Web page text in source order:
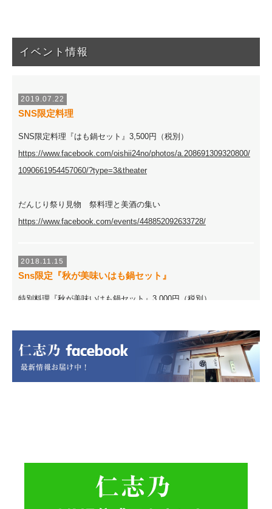
イベント情報
2019.07.22
SNS限定料理
SNS限定料理『はも鍋セット』3,500円（税別）
https://www.facebook.com/oishii24no/photos/a.208691309320800/
1090661954457060/?type=3&theater
だんじり祭り見物 祭料理と美酒の集い
https://www.facebook.com/events/448852092633728/
2018.11.15
Sns限定『秋が美味いはも鍋セット』
特別料理『秋が美味いはも鍋セット』3,000円（税別）
はもの美味しいじきは本当は秋でございます、今回はリピートの
方もおられると思いますので鍋料理以外のお料理をすべて一新し
ております。
特に今回は大阪料理５０選にも選ばれた仁志乃渾身の逸品『秋鱧
べく早くご予約願います。